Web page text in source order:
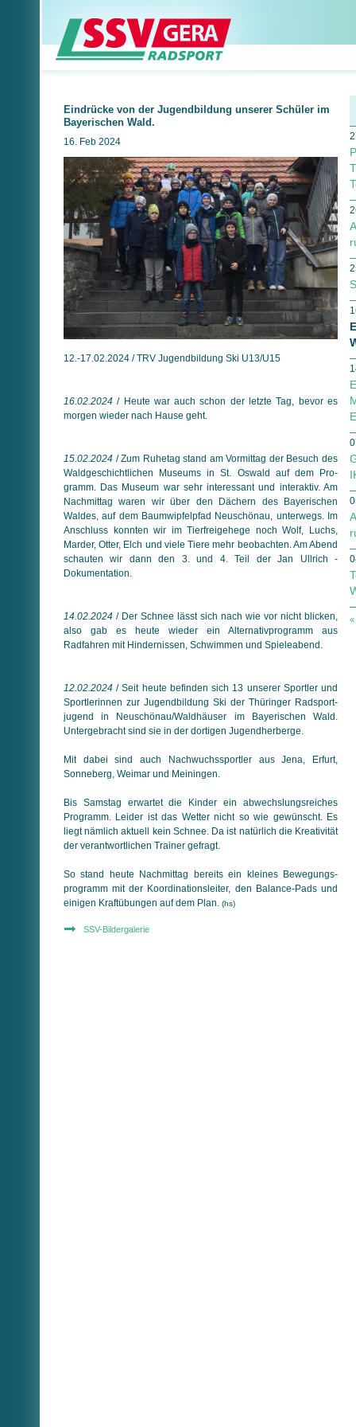
Eindrücke von der Jugendbildung unserer Schüler im
Bayerischen Wald.
16. Feb 2024
12.-17.02.2024 / TRV Jugendbildung Ski U13/U15
16.02.2024 / Heute war auch schon der letzte Tag, bevor es
morgen wieder nach Hause geht.
15.02.2024 / Zum Ruhetag stand am Vormittag der Besuch des
Waldgeschichtlichen Museums in St. Oswald auf dem Pro­
gramm. Das Museum war sehr interessant und interaktiv. Am
Nach­mit­tag waren wir über den Dächern des Bayerischen
Waldes, auf dem Baumwipfelpfad Neuschönau, unterwegs. Im
Anschluss konnten wir im Tierfreigehege noch Wolf, Luchs,
Marder, Otter, Elch und viele Tiere mehr beobachten. Am Abend
schauten wir dann den 3. und 4. Teil der Jan Ullrich -
Dokumentation.
14.02.2024 / Der Schnee lässt sich nach wie vor nicht blicken,
also gab es heute wieder ein Alternativprogramm aus
Radfahren mit Hindernissen, Schwimmen und Spieleabend.
12.02.2024 / Seit heute befinden sich 13 unserer Sportler und
Sportlerinnen zur Jugendbildung Ski der Thüringer Rad­sport­
jugend in Neuschönau/Waldhäuser im Bayerischen Wald.
Unter­gebracht sind sie in der dortigen Jugendherberge.
Mit dabei sind auch Nachwuchssportler aus Jena, Erfurt,
Sonne­berg, Weimar und Meiningen.
Bis Samstag erwartet die Kinder ein abwechslungsreiches
Programm. Leider ist das Wetter nicht so wie gewünscht. Es
liegt nämlich aktuell kein Schnee. Da ist natürlich die Kreativität
der verantwortlichen Trainer gefragt.
So stand heute Nachmittag bereits ein kleines Bewegungs­
programm mit der Koordinationsleiter, den Balance-Pads und
einigen Kraftübungen auf dem Plan. (hs)
SSV-Bildergalerie
«